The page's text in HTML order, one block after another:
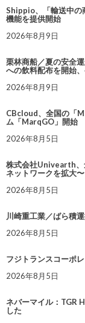
Shippio、「輸送中の
機能を提供開始
2026年8月9日
栗林商船／夏の安全
への飲料配布を開始
2026年8月9日
CBcloud、全国の「
ム「MarqGO」開始
2026年8月5日
株式会社Univearth、
ネットワークを拡大〜
2026年8月5日
川崎重工業／ばら積
2026年8月5日
フジトランスコーポ
2026年8月5日
ネバーマイル：TGR
した